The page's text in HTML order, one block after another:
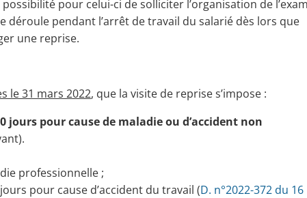
possibilité pour celui-ci de solliciter l’organisation de
déroule pendant l’arrêt de travail du salarié dès lors que
une reprise.
le 31 mars 2022, que la visite de reprise s’impose :
jours pour cause de maladie ou d’accident non
professionnelle ;
pour cause d’accident du travail (D. n°2022-372 du 16